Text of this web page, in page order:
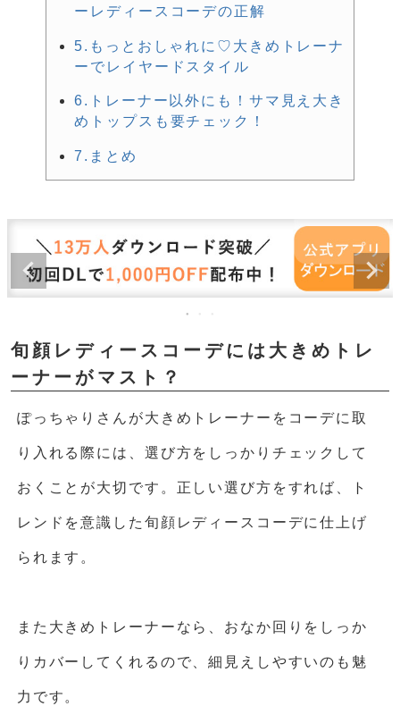
ーレディースコーデの正解
5.もっとおしゃれに♡大きめトレーナ
ーでレイヤードスタイル
6.トレーナー以外にも！サマ見え大き
めトップスも要チェック！
7.まとめ
旬顔レディースコーデには大きめトレ
ーナーがマスト？
ぽっちゃりさんが大きめトレーナーをコーデに取
り入れる際には、選び方をしっかりチェックして
おくことが大切です。正しい選び方をすれば、ト
レンドを意識した旬顔レディースコーデに仕上げ
られます。
また大きめトレーナーなら、おなか回りをしっか
りカバーしてくれるので、細見えしやすいのも魅
力です。